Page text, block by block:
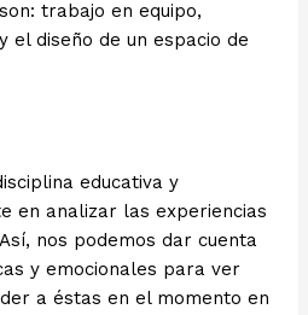
trabajo en equipo,
el diseño de un espacio de
educativa y
en analizar las experiencias
nos podemos dar cuenta
y emocionales para ver
a éstas en el momento en